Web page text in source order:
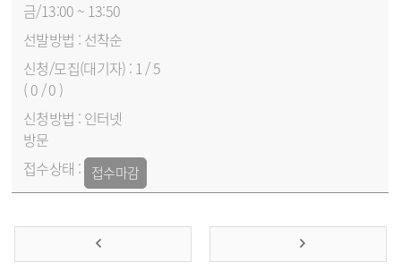
금/13:00 ~ 13:50
선착순
1 / 5
( 0 / 0 )
인터넷
방문
접수마감